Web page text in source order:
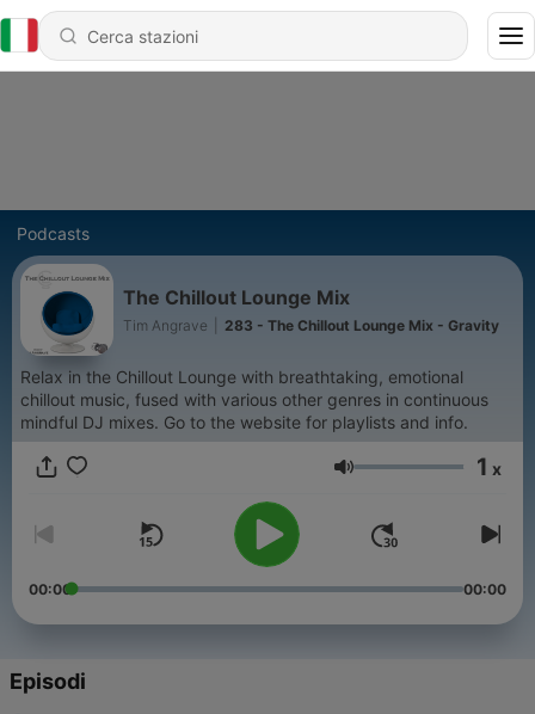
Podcasts
The Chillout Lounge Mix
Tim Angrave 283 - The Chillout Lounge Mix - Gravity
Relax in the Chillout Lounge with breathtaking, emotional
chillout music, fused with various other genres in continuous
mindful DJ mixes. Go to the website for playlists and info.
Volume 1 x
00:00 00:00
Episodi